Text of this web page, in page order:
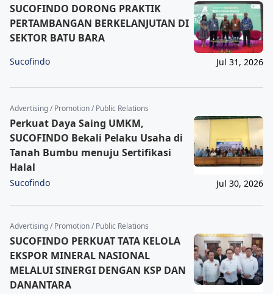
SUCOFINDO DORONG PRAKTIK
PERTAMBANGAN BERKELANJUTAN DI
SEKTOR BATU BARA
Sucofindo Jul 31, 2026
Advertising / Promotion / Public Relations
Perkuat Daya Saing UMKM,
SUCOFINDO Bekali Pelaku Usaha di
Tanah Bumbu menuju Sertifikasi
Halal
Sucofindo Jul 30, 2026
Advertising / Promotion / Public Relations
SUCOFINDO PERKUAT TATA KELOLA
EKSPOR MINERAL NASIONAL
MELALUI SINERGI DENGAN KSP DAN
DANANTARA